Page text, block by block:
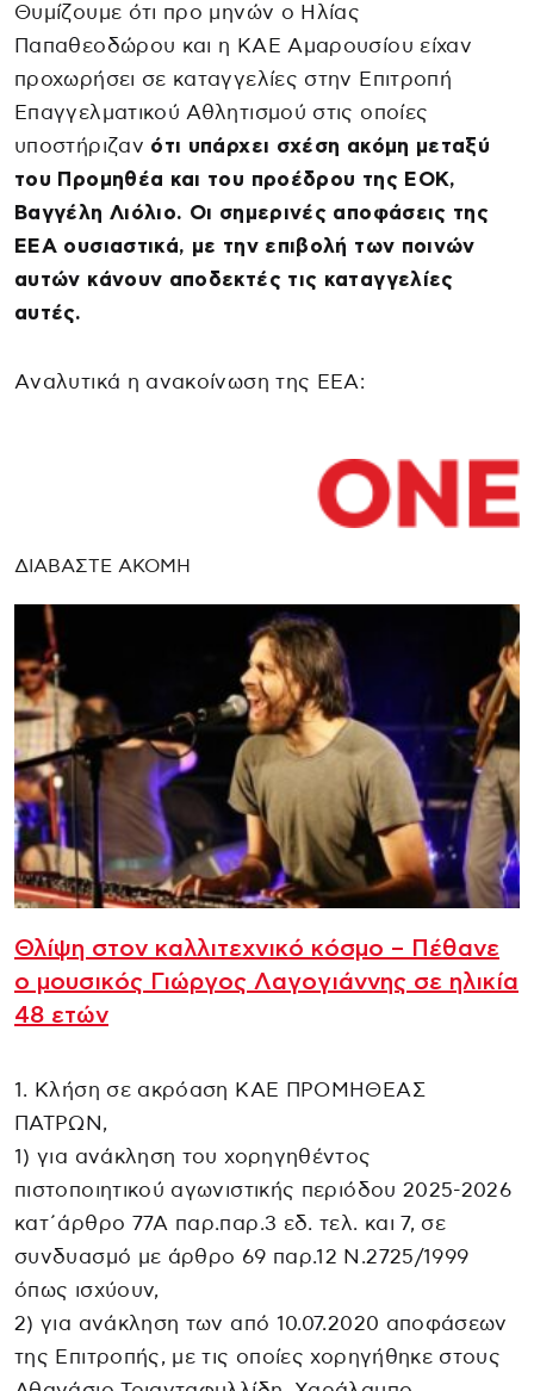
Θυμίζουμε ότι προ μηνών ο Ηλίας
Παπαθεοδώρου και η ΚΑΕ Αμαρουσίου είχαν
προχωρήσει σε καταγγελίες στην Επιτροπή
Επαγγελματικού Αθλητισμού στις οποίες
υποστήριζαν ότι υπάρχει σχέση ακόμη μεταξύ
του Προμηθέα και του προέδρου της ΕΟΚ,
Βαγγέλη Λιόλιο. Οι σημερινές αποφάσεις της
ΕΕΑ ουσιαστικά, με την επιβολή των ποινών
αυτών κάνουν αποδεκτές τις καταγγελίες
αυτές.
Aναλυτικά η ανακοίνωση της ΕΕΑ:
ΔΙΑΒΑΣΤΕ ΑΚΟΜΗ
Θλίψη στον καλλιτεχνικό κόσμο – Πέθανε
ο μουσικός Γιώργος Λαγογιάννης σε ηλικία
48 ετών
1. Κλήση σε ακρόαση ΚΑΕ ΠΡΟΜΗΘΕΑΣ
ΠΑΤΡΩΝ,
1) για ανάκληση του χορηγηθέντος
πιστοποιητικού αγωνιστικής περιόδου 2025-2026
κατ΄άρθρο 77Α παρ.παρ.3 εδ. τελ. και 7, σε
συνδυασμό με άρθρο 69 παρ.12 Ν.2725/1999
όπως ισχύουν,
2) για ανάκληση των από 10.07.2020 αποφάσεων
της Επιτροπής, με τις οποίες χορηγήθηκε στους